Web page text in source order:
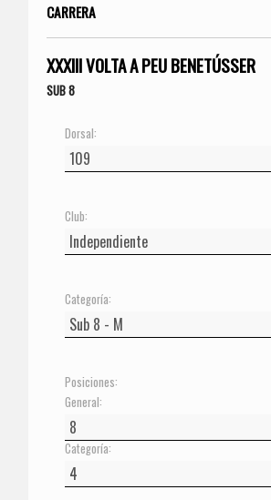
CARRERA
XXXIII VOLTA A PEU BENETÚSSER
SUB 8
Dorsal:
Club:
Categoría:
Posiciones:
General:
Categoría: